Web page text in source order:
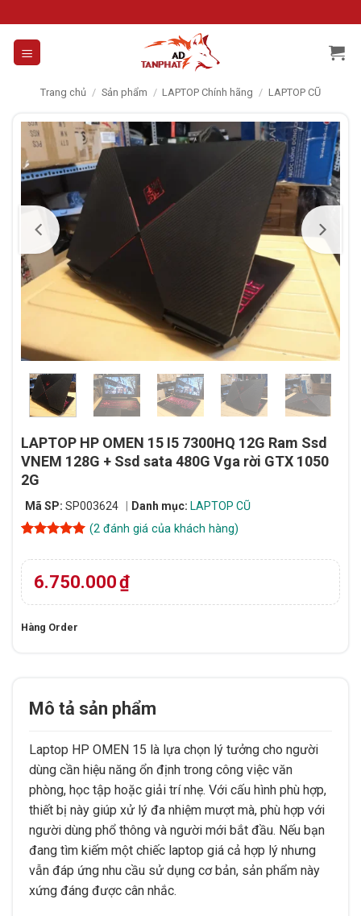
to
content
Trang chủ / Sản phẩm / LAPTOP Chính hãng / LAPTOP CŨ
LAPTOP HP OMEN 15 I5 7300HQ 12G Ram Ssd
VNEM 128G + Ssd sata 480G Vga rời GTX 1050
2G
Mã SP: SP003624 Danh mục: LAPTOP CŨ
dựa trên
đánh giá
(2đánh giá của khách hàng)
6.750.000₫
Hàng Order
Mô tả sản phẩm
Laptop HP OMEN 15 là lựa chọn lý tưởng cho người
dùng cần hiệu năng ổn định trong công việc văn
phòng, học tập hoặc giải trí nhẹ. Với cấu hình phù hợp,
thiết bị này giúp xử lý đa nhiệm mượt mà, phù hợp với
người dùng phổ thông và người mới bắt đầu. Nếu bạn
đang tìm kiếm một chiếc laptop giá cả hợp lý nhưng
vẫn đáp ứng nhu cầu sử dụng cơ bản, sản phẩm này
xứng đáng được cân nhắc.